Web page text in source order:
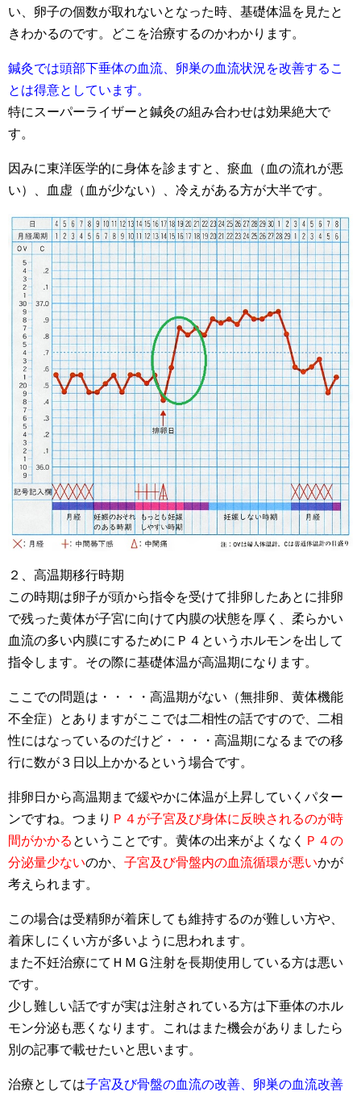
い、卵子の個数が取れないとなった時、基礎体温を見たと
きわかるのです。どこを治療するのかわかります。
鍼灸では頭部下垂体の血流、卵巣の血流状況を改善するこ
とは得意としています。
特にスーパーライザーと鍼灸の組み合わせは効果絶大で
す。
因みに東洋医学的に身体を診ますと、瘀血（血の流れが悪
い）、血虚（血が少ない）、冷えがある方が大半です。
２、高温期移行時期
この時期は卵子が頭から指令を受けて排卵したあとに排卵
で残った黄体が子宮に向けて内膜の状態を厚く、柔らかい
血流の多い内膜にするためにＰ４というホルモンを出して
指令します。その際に基礎体温が高温期になります。
ここでの問題は・・・・高温期がない（無排卵、黄体機能
不全症）とありますがここでは二相性の話ですので、二相
性にはなっているのだけど・・・・高温期になるまでの移
行に数が３日以上かかるという場合です。
排卵日から高温期まで緩やかに体温が上昇していくパター
ンですね。つまり Ｐ４が子宮及び身体に反映されるのが時
間がかかる ということです。黄体の出来がよくなく Ｐ４の
分泌量少ないのか、 子宮及び骨盤内の血流循環が悪いかが
考えられます。
この場合は受精卵が着床しても維持するのが難しい方や、
着床しにくい方が多いように思われます。
また不妊治療にてＨＭＧ注射を長期使用している方は悪い
です。
少し難しい話ですが実は注射されている方は下垂体のホル
モン分泌も悪くなります。これはまた機会がありましたら
別の記事で載せたいと思います。
治療としては子宮及び骨盤の血流の改善、卵巣の血流改善